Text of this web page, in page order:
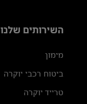
השירותים שלנו
מימון
ביטוח רכבי יוקרה
טרייד יוקרה